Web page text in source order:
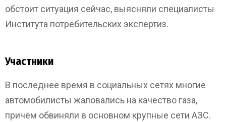
обстоит ситуация сейчас, выясняли специалисты
Института потребительских экспертиз.
Участники
В последнее время в социальных сетях многие
автомобилисты жаловались на качество газа,
причём обвиняли в основном крупные сети АЗС.